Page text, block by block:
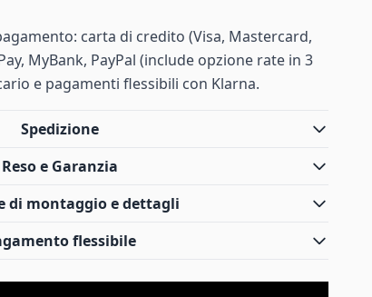
carta di credito (Visa, Mastercard,
MyBank, PayPal (include opzione rate in 3
e pagamenti flessibili con Klarna.
Spedizione
Reso e Garanzia
di montaggio e dettagli
flessibile